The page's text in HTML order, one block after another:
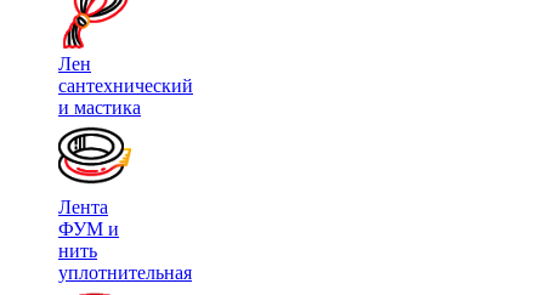
Лен
сантехнический
и мастика
Лента
ФУМ и
нить
уплотнительная